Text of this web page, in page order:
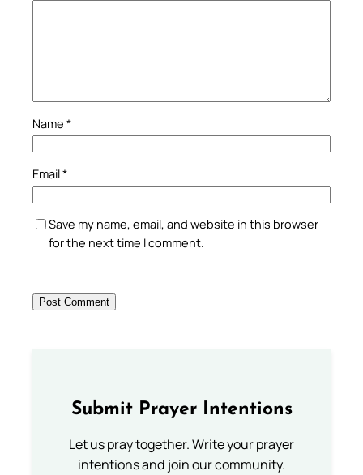
Name *
Email*
Save my name, email, and website in this browser
for the next time I comment.
Submit Prayer Intentions
Let us pray together. Write your prayer
intentions and join our community.